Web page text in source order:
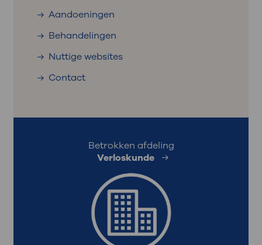
Aandoeningen
Behandelingen
Nuttige websites
Contact
Betrokken afdeling
Verloskunde